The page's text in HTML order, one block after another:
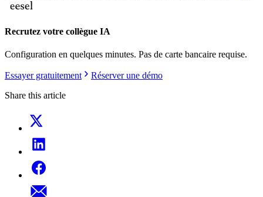
Recrutez votre collègue IA
Configuration en quelques minutes. Pas de carte bancaire requise.
Essayer gratuitement
Réserver une démo
Share this article